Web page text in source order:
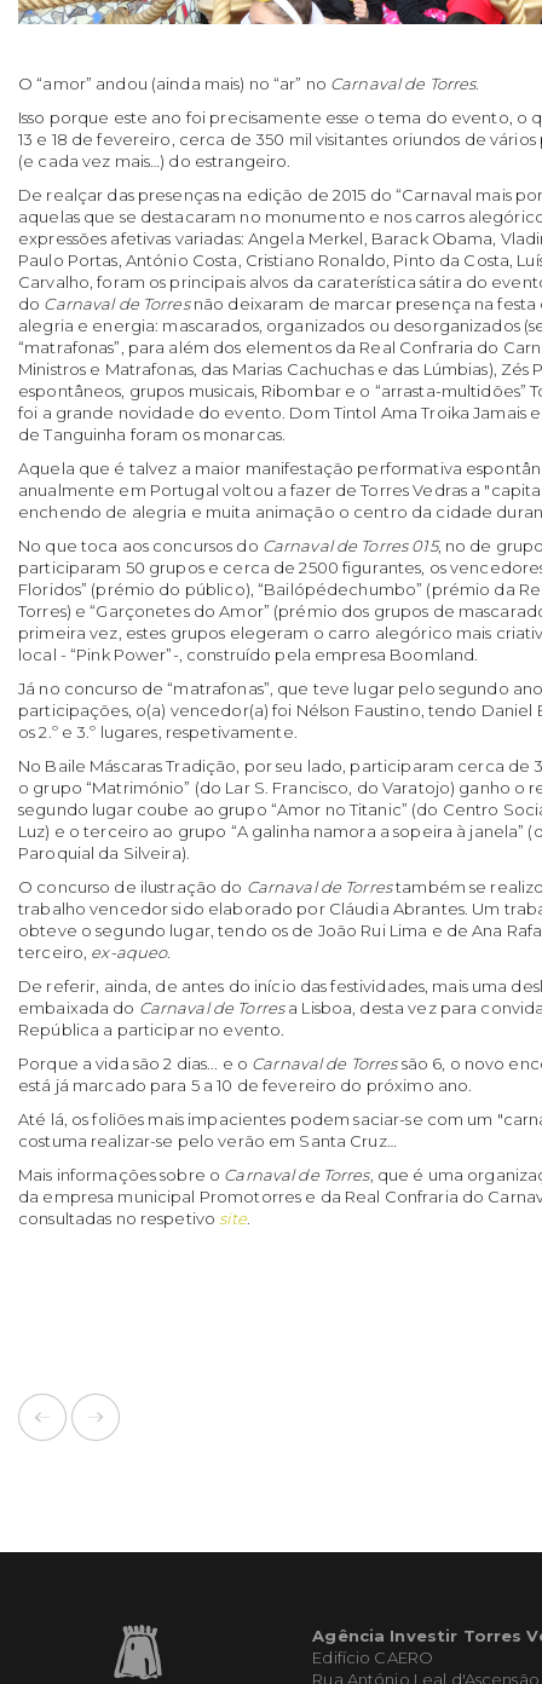
O “amor” andou (ainda mais) no “ar” no Carnaval de Torres.
Isso porque este ano foi precisamente esse o tema do evento, o
13 e 18 de fevereiro, cerca de 350 mil visitantes oriundos de
(e cada vez mais…) do estrangeiro.
De realçar das presenças na edição de 2015 do “Carnaval mais
aquelas que se destacaram no monumento e nos carros
expressões afetivas variadas: Angela Merkel, Barack Obama,
Paulo Portas, António Costa, Cristiano Ronaldo, Pinto da Costa,
Carvalho, foram os principais alvos da caraterística sátira do
do Carnaval de Torresnão deixaram de marcar presença na festa
alegria e energia: mascarados, organizados ou desorganizados
“matrafonas”, para além dos elementos da Real Confraria do
Ministros e Matrafonas, das Marias Cachuchas e das Lúmbias),
espontâneos, grupos musicais, Ribombar e o “arrasta-multidões”
foi a grande novidade do evento. Dom Tintol Ama Troika Jamais
de Tanguinha foram os monarcas.
Aquela que é talvez a maior manifestação performativa
anualmente em Portugal voltou a fazer de Torres Vedras a
enchendo de alegria e muita animação o centro da cidade
No que toca aos concursos do Carnaval de Torres 015, no de
participaram 50 grupos e cerca de 2500 figurantes, os
Floridos” (prémio do público), “Bailópédechumbo” (prémio da
Torres) e “Garçonetes do Amor” (prémio dos grupos de
primeira vez, estes grupos elegeram o carro alegórico mais
local - “Pink Power”-, construído pela empresa Boomland.
Já no concurso de “matrafonas”, que teve lugar pelo segundo
participações, o(a) vencedor(a) foi Nélson Faustino, tendo
os 2.º e 3.º lugares, respetivamente.
No Baile Máscaras Tradição, por seu lado, participaram cerca de
o grupo “Matrimónio” (do Lar S. Francisco, do Varatojo) ganho o
segundo lugar coube ao grupo “Amor no Titanic” (do Centro
Luz) e o terceiro ao grupo “A galinha namora a sopeira à janela”
Paroquial da Silveira).
O concurso de ilustração do Carnaval de Torrestambém se
trabalho vencedor sido elaborado por Cláudia Abrantes. Um
obteve o segundo lugar, tendo os de João Rui Lima e de Ana
terceiro, ex-aqueo.
De referir, ainda, de antes do início das festividades, mais uma
embaixada do Carnaval de Torresa Lisboa, desta vez para
República a participar no evento.
Porque a vida são 2 dias... e o Carnaval de Torressão 6, o novo
está já marcado para 5 a 10 de fevereiro do próximo ano.
Até lá, os foliões mais impacientes podem saciar-se com um
costuma realizar-se pelo verão em Santa Cruz…
Mais informações sobre o Carnaval de Torres, que é uma
da empresa municipal Promotorres e da Real Confraria do
consultadas no respetivo site.
Agência Investir Torres
Edifício CAERO
Rua António Leal d'Ascensão